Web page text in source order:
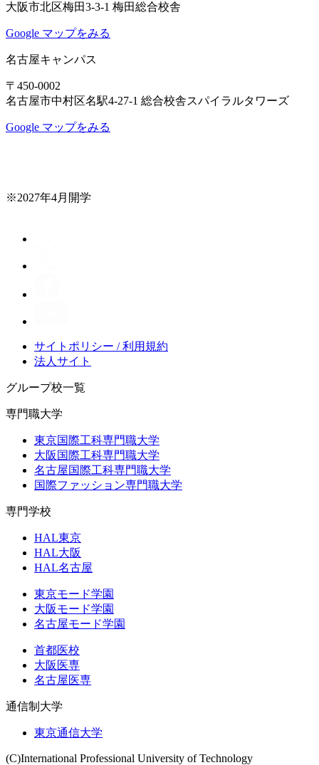
大阪市北区梅田3-3-1 梅田総合校舎
Google マップをみる
名古屋キャンパス
〒450-0002
名古屋市中村区名駅4-27-1 総合校舎スパイラルタワーズ
Google マップをみる
※2027年4月開学
サイトポリシー / 利用規約
法人サイト
グループ校一覧
専門職大学
東京国際工科専門職大学
大阪国際工科専門職大学
名古屋国際工科専門職大学
国際ファッション専門職大学
専門学校
HAL東京
HAL大阪
HAL名古屋
東京モード学園
大阪モード学園
名古屋モード学園
首都医校
大阪医専
名古屋医専
通信制大学
東京通信大学
(C)International Professional University of Technology